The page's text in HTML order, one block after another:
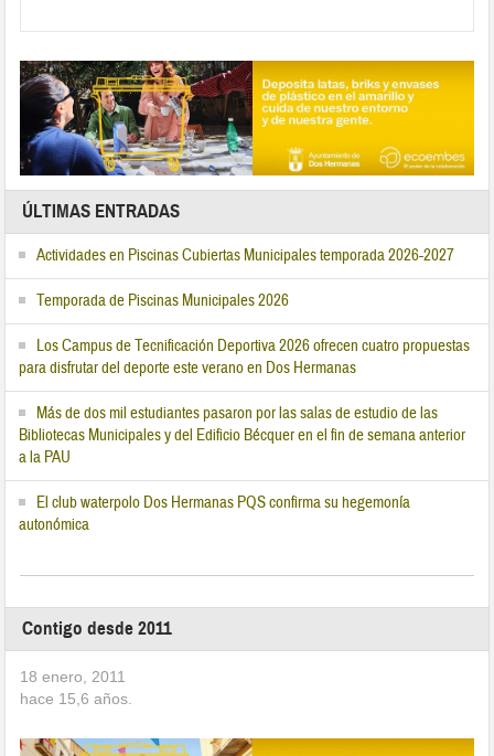
ÚLTIMAS ENTRADAS
Actividades en Piscinas Cubiertas Municipales temporada 2026-2027
Temporada de Piscinas Municipales 2026
Los Campus de Tecnificación Deportiva 2026 ofrecen cuatro propuestas
para disfrutar del deporte este verano en Dos Hermanas
Más de dos mil estudiantes pasaron por las salas de estudio de las
Bibliotecas Municipales y del Edificio Bécquer en el fin de semana anterior
a la PAU
El club waterpolo Dos Hermanas PQS confirma su hegemonía
autonómica
Contigo desde 2011
18 enero, 2011
hace 15,6 años.